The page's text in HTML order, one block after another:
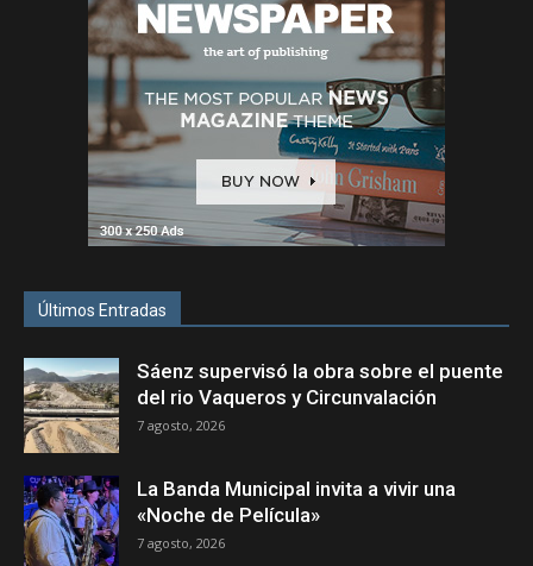
Últimos Entradas
Sáenz supervisó la obra sobre el puente
del rio Vaqueros y Circunvalación
7 agosto, 2026
La Banda Municipal invita a vivir una
«Noche de Película»
7 agosto, 2026